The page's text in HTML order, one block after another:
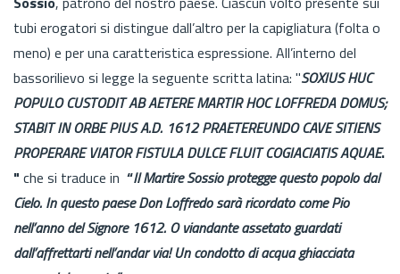
tubi erogatori si distingue dall’altro per la capigliatura (folta o
meno) e per una caratteristica espressione. All’interno del
bassorilievo si legge la seguente scritta latina: "SOXIUS HUC
POPULO CUSTODIT AB AETERE MARTIR HOC LOFFREDA DOMUS;
STABIT IN ORBE PIUS A.D. 1612 PRAETEREUNDO CAVE SITIENS
PROPERARE VIATOR FISTULA DULCE FLUIT COGIACIATIS AQUAE.
" che si traduce in “Il Martire Sossio protegge questo popolo dal
Cielo. In questo paese Don Loffredo sarà ricordato come Pio
nell’anno del Signore 1612. O viandante assetato guardati
dall’affrettarti nell’andar via! Un condotto di acqua ghiacciata